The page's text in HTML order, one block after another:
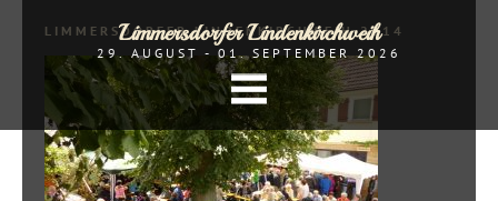
Limmersdorfer Lindenkirchweih
29. AUGUST - 01. SEPTEMBER 2026
LIMMERSDORFER LINDENKIRCHWEIH 2014